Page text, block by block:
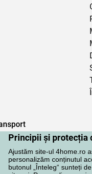
Principii și protecția
Ajustăm site-ul 4home.ro
personalizăm conținutul
butonul „Înteleg“ sunteți